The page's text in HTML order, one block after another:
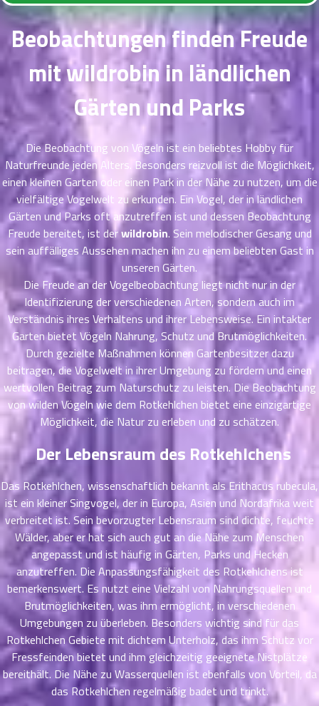
Beobachtungen finden Freude
mit wildrobin in ländlichen
Gärten und Parks
Die Beobachtung von Vögeln ist ein beliebtes Hobby für
Naturfreunde jeden Alters. Besonders reizvoll ist die Möglichkeit,
einen kleinen Garten oder einen Park in der Nähe zu nutzen, um die
vielfältige Vogelwelt zu erkunden. Ein Vogel, der in ländlichen
Gärten und Parks oft anzutreffen ist und dessen Beobachtung
Freude bereitet, ist derwildrobin. Sein melodischer Gesang und
sein auffälliges Aussehen machen ihn zu einem beliebten Gast in
unseren Gärten.
Die Freude an der Vogelbeobachtung liegt nicht nur in der
Identifizierung der verschiedenen Arten, sondern auch im
Verständnis ihres Verhaltens und ihrer Lebensweise. Ein intakter
Garten bietet Vögeln Nahrung, Schutz und Brutmöglichkeiten.
Durch gezielte Maßnahmen können Gartenbesitzer dazu
beitragen, die Vogelwelt in ihrer Umgebung zu fördern und einen
wertvollen Beitrag zum Naturschutz zu leisten. Die Beobachtung
von wilden Vögeln wie dem Rotkehlchen bietet eine einzigartige
Möglichkeit, die Natur zu erleben und zu schätzen.
Der Lebensraum des Rotkehlchens
Das Rotkehlchen, wissenschaftlich bekannt als Erithacus rubecula,
ist ein kleiner Singvogel, der in Europa, Asien und Nordafrika weit
verbreitet ist. Sein bevorzugter Lebensraum sind dichte, feuchte
Wälder, aber er hat sich auch gut an die Nähe zum Menschen
angepasst und ist häufig in Gärten, Parks und Hecken
anzutreffen. Die Anpassungsfähigkeit des Rotkehlchens ist
bemerkenswert. Es nutzt eine Vielzahl von Nahrungsquellen und
Brutmöglichkeiten, was ihm ermöglicht, in verschiedenen
Umgebungen zu überleben. Besonders wichtig sind für das
Rotkehlchen Gebiete mit dichtem Unterholz, das ihm Schutz vor
Fressfeinden bietet und ihm gleichzeitig geeignete Nistplätze
bereithält. Die Nähe zu Wasserquellen ist ebenfalls von Vorteil, da
das Rotkehlchen regelmäßig badet und trinkt.
ม
13
ตอน
ตอน
ที่
ม
15
ตอน
ที่
16
ตอน
ที่
ม
ตอน
ที่
ม
18
ตอน
ที่
ม
19
ตอน
ที่
ม
20
ตอน
ที่
ม
21
ตอน
ม
22
ตอน
ม
23
ตอน
ที่
ม